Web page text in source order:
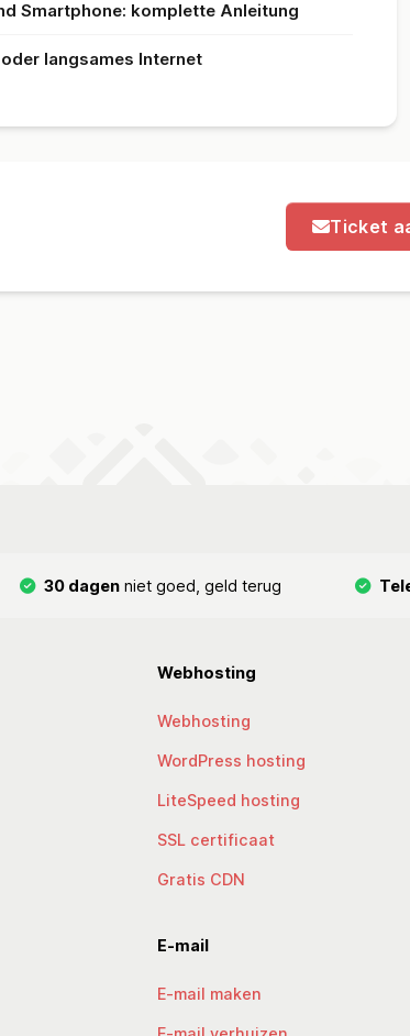
Smartphone: komplette Anleitung
langsames Internet
Ticket
30 dagen niet goed, geld terug
Webhosting
Webhosting
WordPress hosting
LiteSpeed hosting
SSL certificaat
Gratis CDN
E-mail
E-mail maken